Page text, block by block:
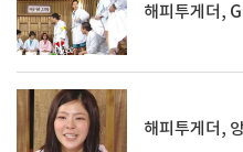
해피투게더,
해피투게더,